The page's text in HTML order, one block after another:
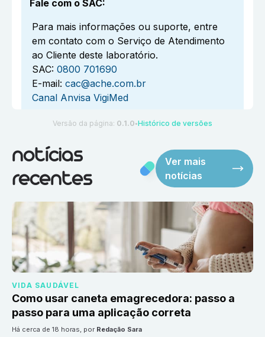
Fale com o SAC:
Para mais informações ou suporte, entre
em contato com o Serviço de Atendimento
ao Cliente deste laboratório.
SAC: 0800 701690
E-mail: cac@ache.com.br
Canal Anvisa VigiMed
Versão da página: 0.1.0 ●Histórico de versões
notícias
recentes
Ver mais
notícias
VIDA SAUDÁVEL
Como usar caneta emagrecedora: passo a
passo para uma aplicação correta
há cerca de 18 horas, por Redação Sara